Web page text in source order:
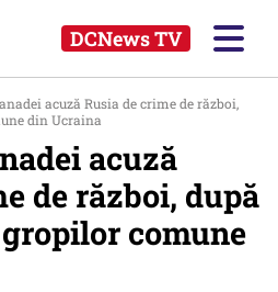
DCNews TV
acuză Rusia de crime de război,
din Ucraina
acuză
de război, după
comune